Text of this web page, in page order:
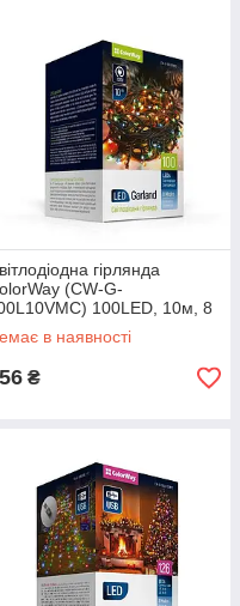
гірлянда
(CW-G-
100LED, 10м, 8
кольорова, 220V
в наявності
₴